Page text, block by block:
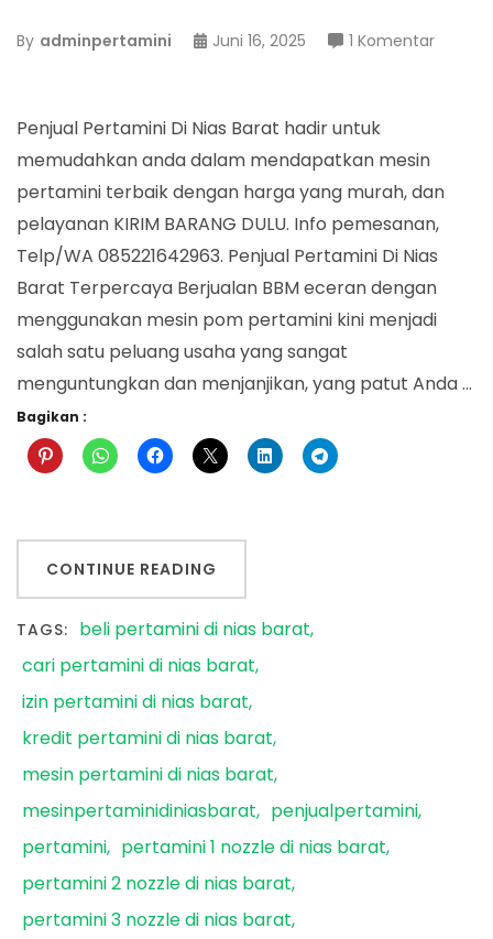
By adminpertamini Juni 16, 2025 1 Komentarpada
Barat
Penjual Pertamini Di Nias Barat hadir untuk
memudahkan anda dalam mendapatkan mesin
pertamini terbaik dengan harga yang murah, dan
pelayanan KIRIM BARANG DULU. Info pemesanan,
Telp/WA 085221642963. Penjual Pertamini Di Nias
Barat Terpercaya Berjualan BBM eceran dengan
menggunakan mesin pom pertamini kini menjadi
salah satu peluang usaha yang sangat
menguntungkan dan menjanjikan, yang patut Anda …
Bagikan :
CONTINUE READING
TAGS: beli pertamini di nias barat
cari pertamini di nias barat
izin pertamini di nias barat
kredit pertamini di nias barat
mesin pertamini di nias barat
mesinpertaminidiniasbarat
penjualpertamini
pertamini
pertamini 1 nozzle di nias barat
pertamini 2 nozzle di nias barat
pertamini 3 nozzle di nias barat